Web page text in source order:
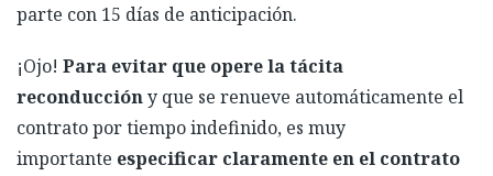
parte con 15 días de anticipación.
¡Ojo! Para evitar que opere la tácita
reconduccióny que se renueve automáticamente el
contrato por tiempo indefinido, es muy
importante especificar claramente en el contrato